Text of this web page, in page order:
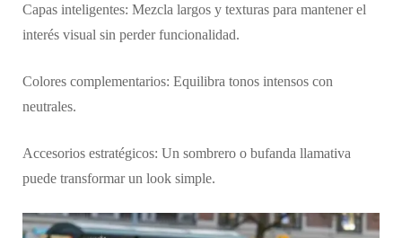
Capas inteligentes: Mezcla largos y texturas para mantener el
interés visual sin perder funcionalidad.
Colores complementarios: Equilibra tonos intensos con
neutrales.
Accesorios estratégicos: Un sombrero o bufanda llamativa
puede transformar un look simple.